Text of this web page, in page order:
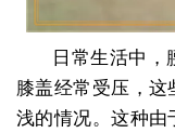
日常生活中
膝盖经常受压，
浅的情况。这种由